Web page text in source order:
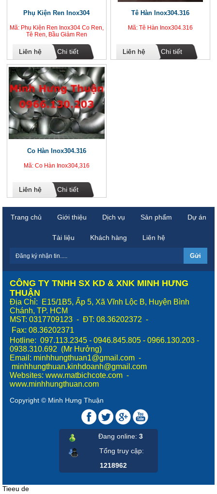
Phụ Kiện Ren Inox304
Mã: Phụ Kiện Ren Inox304 Co Ren,
Tê Ren, Bầu Giảm Ren
Liên hệ Chi tiết
Tê Hàn Inox304.316
Mã: Tê Hàn Inox304.316
Liên hệ Chi tiết
Co Hàn Inox304.316
Mã: Co Hàn Inox304,316
Liên hệ Chi tiết
Trang chủ Giới thiệu Dịch vụ Sản phẩm Dự án
Tài liệu Khách hàng Liên hệ
CÔNG TY TNHH SX KD & XNK MINH HƯNG
THUẬN
Địa Chỉ: E15/1B5, Ấp 5, Xã Vĩnh Lộc B, Huyện Bình
Chánh, TP. HCM
MST: 0317709123 - ĐT: 08.36202372 -
Fax: 08.36202371
Hotline: 097.113.2345 - 0946.845.805 - 0966.130.203 -
0938.310.692 (Mr Hưởng)
Email: minhhungthuan1@gmail.com -
minhhungthuan.kinhdoanh@gmail.com
Websites: www.matbichcote.com -
www.minhhungthuan.com
Copyright © Minh Hưng Thuận
Đang online: 3
Tổng truy cập:
1218962
Tieeu de